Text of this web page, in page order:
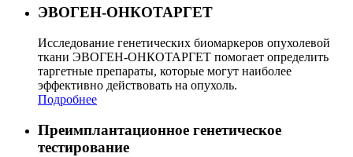
ЭВОГЕН-ОНКОТАРГЕТ
Исследование генетических биомаркеров опухолевой
ткани ЭВОГЕН-ОНКОТАРГЕТ помогает определить
таргетные препараты, которые могут наиболее
эффективно действовать на опухоль.
Подробнее
Преимплантационное генетическое
тестирование